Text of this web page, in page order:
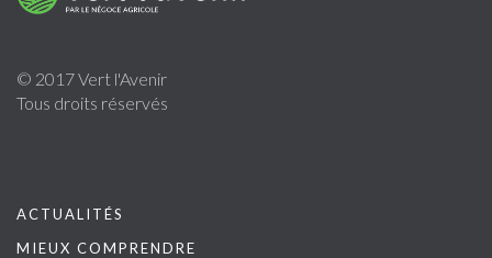
© 2017 Vert l'Avenir
Tous droits réservés
ACTUALITÉS
MIEUX COMPRENDRE